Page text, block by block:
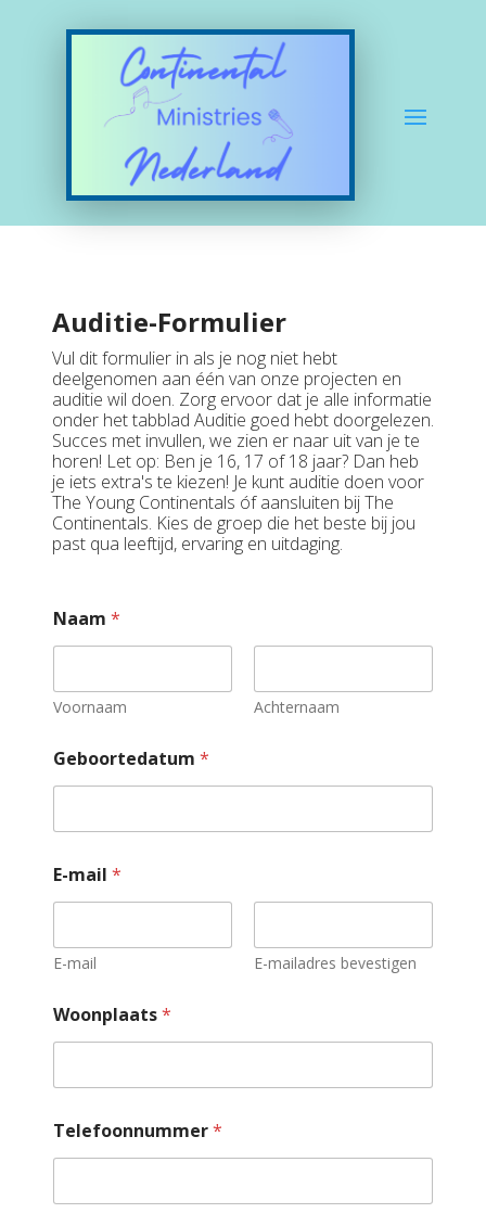
Auditie-Formulier
Vul dit formulier in als je nog niet hebt
deelgenomen aan één van onze projecten en
auditie wil doen. Zorg ervoor dat je alle informatie
onder het tabblad Auditie goed hebt doorgelezen.
Succes met invullen, we zien er naar uit van je te
horen! Let op: Ben je 16, 17 of 18 jaar? Dan heb
je iets extra's te kiezen! Je kunt auditie doen voor
The Young Continentals óf aansluiten bij The
Continentals. Kies de groep die het beste bij jou
past qua leeftijd, ervaring en uitdaging.
Naam *
Voornaam Achternaam
Geboortedatum *
E-mail *
E-mail E-mailadres bevestigen
Woonplaats*
Telefoonnummer*